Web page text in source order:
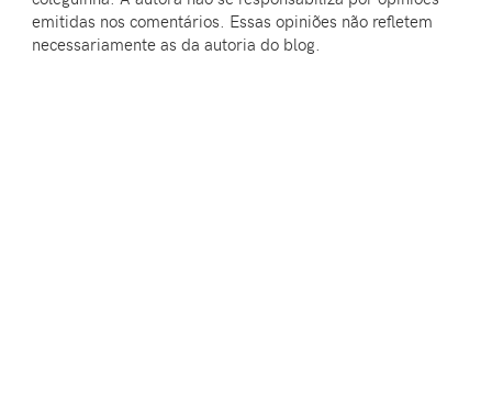
emitidas nos comentários. Essas opiniões não refletem
necessariamente as da autoria do blog.